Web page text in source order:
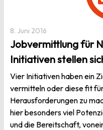
8. Juni 2016
Jobvermittlung für
Initiativen stellen
Vier Initiativen haben ein
vermitteln oder diese fit
Herausforderungen zu
hier besonders viel
und die Bereitschaft,